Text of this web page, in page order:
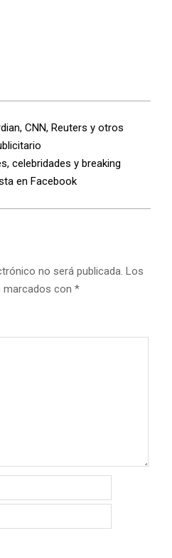
CNN, Reuters y otros
celebridades y breaking
en Facebook
no será publicada. Los
con *